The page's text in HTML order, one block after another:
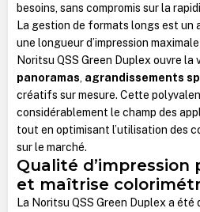
besoins, sans compromis sur la
La gestion de formats longs est un
une longueur d’impression
Noritsu QSS Green Duplex ouvre la
panoramas, agrandissements
créatifs sur mesure. Cette
considérablement le champ des
tout en optimisant l’utilisation des
sur le marché.
Qualité d’impression
et maîtrise
La Noritsu QSS Green Duplex a